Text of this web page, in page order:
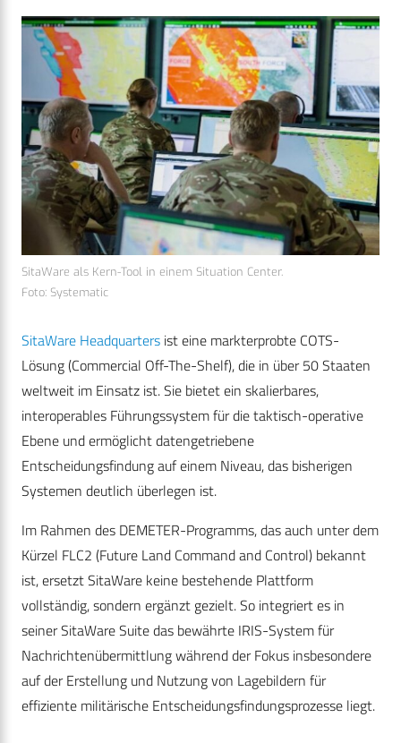
SitaWare als Kern-Tool in einem Situation Center.
Foto: Systematic
SitaWare Headquarters ist eine markterprobte COTS-
Lösung (Commercial Off-The-Shelf), die in über 50 Staaten
weltweit im Einsatz ist. Sie bietet ein skalierbares,
interoperables Führungssystem für die taktisch-operative
Ebene und ermöglicht datengetriebene
Entscheidungsfindung auf einem Niveau, das bisherigen
Systemen deutlich überlegen ist.
Im Rahmen des DEMETER-Programms, das auch unter dem
Kürzel FLC2 (Future Land Command and Control) bekannt
ist, ersetzt SitaWare keine bestehende Plattform
vollständig, sondern ergänzt gezielt. So integriert es in
seiner SitaWare Suite das bewährte IRIS-System für
Nachrichtenübermittlung während der Fokus insbesondere
auf der Erstellung und Nutzung von Lagebildern für
effiziente militärische Entscheidungsfindungsprozesse liegt.